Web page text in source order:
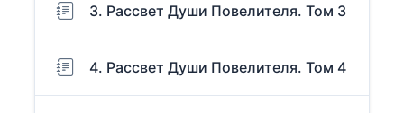
3. Рассвет Души Повелителя. Том 3
4. Рассвет Души Повелителя. Том 4